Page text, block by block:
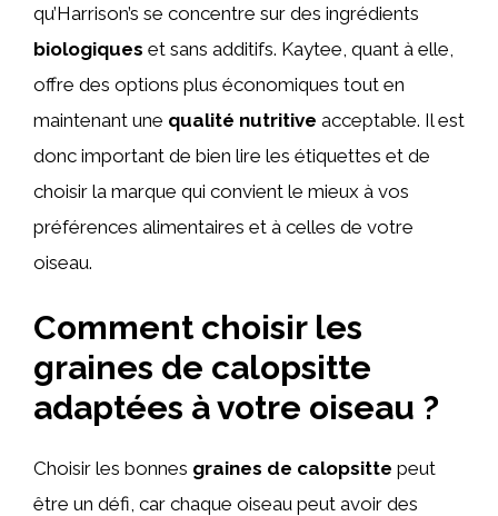
qu’Harrison’s se concentre sur des ingrédients
biologiques et sans additifs. Kaytee, quant à elle,
offre des options plus économiques tout en
maintenant une qualité nutritive acceptable. Il est
donc important de bien lire les étiquettes et de
choisir la marque qui convient le mieux à vos
préférences alimentaires et à celles de votre
oiseau.
Comment choisir les
graines de calopsitte
adaptées à votre oiseau ?
Choisir les bonnes graines de calopsitte peut
être un défi, car chaque oiseau peut avoir des